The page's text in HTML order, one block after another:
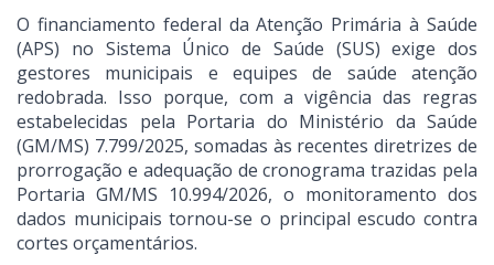
O financiamento federal da Atenção Primária à Saúde
(APS) no Sistema Único de Saúde (SUS) exige dos
gestores municipais e equipes de saúde atenção
redobrada. Isso porque, com a vigência das regras
estabelecidas pela Portaria do Ministério da Saúde
(GM/MS) 7.799/2025, somadas às recentes diretrizes de
prorrogação e adequação de cronograma trazidas pela
Portaria GM/MS 10.994/2026, o monitoramento dos
dados municipais tornou-se o principal escudo contra
cortes orçamentários.